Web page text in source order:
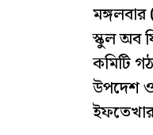
স্কুল অব
কমিটি
উপদেশ ও